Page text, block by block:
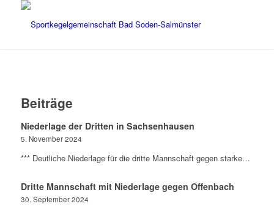
Beiträge
Niederlage der Dritten in Sachsenhausen
5. November 2024
*** Deutliche Niederlage für die dritte Mannschaft gegen starke…
Dritte Mannschaft mit Niederlage gegen Offenbach
30. September 2024